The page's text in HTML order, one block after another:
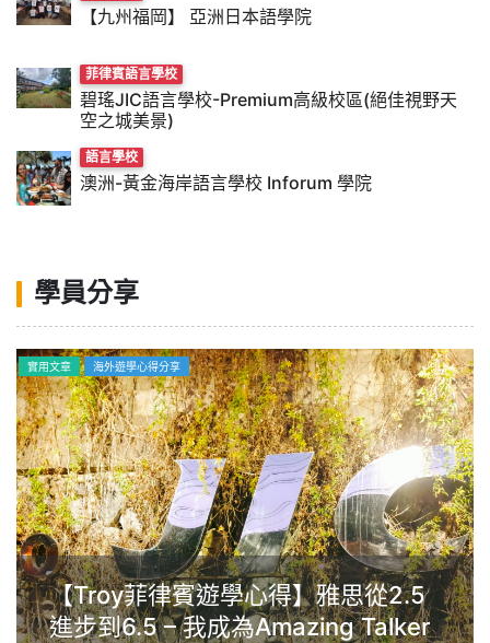
【九州福岡】 亞洲日本語學院
菲律賓語言學校
碧瑤JIC語言學校-Premium高級校區(絕佳視野天
空之城美景)
語言學校
澳洲-黃金海岸語言學校 Inforum 學院
學員分享
實用文章 海外遊學心得分享
【Troy菲律賓遊學心得】雅思從2.5
進步到6.5 – 我成為Amazing Talker